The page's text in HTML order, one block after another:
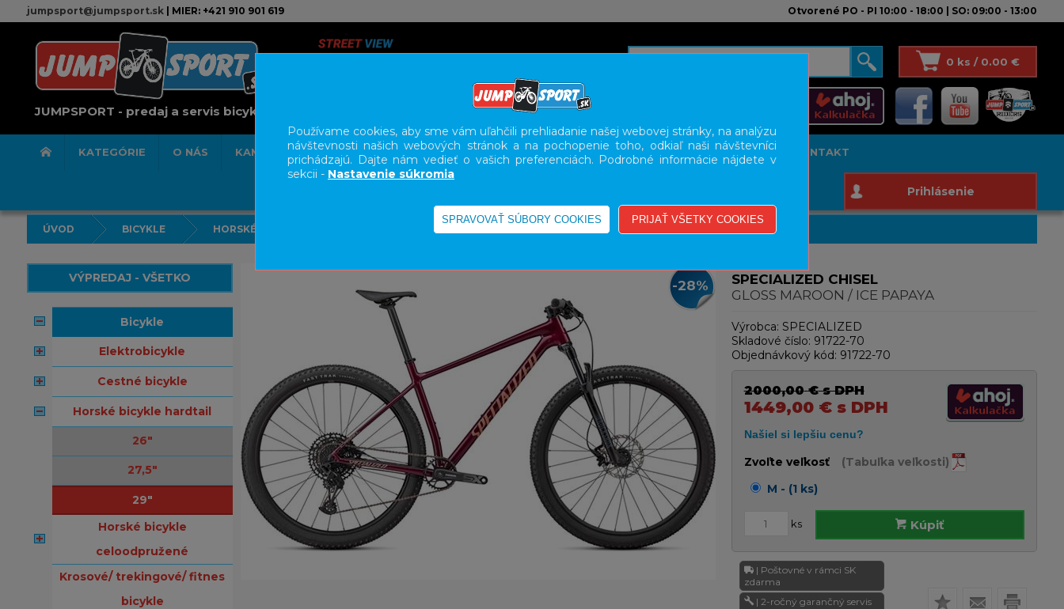
jumpsport@jumpsport.sk| MIER: +421 910 901 619 Otvorené PO - PI 10:00 - 18:00 | SO: 09:00 - 13:00
JUMPSPORT - predaj a servis bicyklov
0 ks / 0.00 €
KATEGÓRIE O NÁS KAMENNÁ PREDAJNA SERVIS SLUŽBY KARIÉRA BODY GEOMETRY FIT STUDIO KONTAKT
Prihlásenie
ÚVOD BICYKLE HORSKÉ BICYKLE HARDTAIL
VÝPREDAJ - VŠETKO
bicykle
elektrobicykle
cestné bicykle
horské bicykle hardtail
26"
27,5"
29"
horské bicykle
celoodpružené
krosové/ trekingové/ fitnes
bicykle
-28%
SPECIALIZED CHISEL
GLOSS MAROON / ICE PAPAYA
Výrobca: SPECIALIZED
Skladové číslo: 91722-70
Objednávkový kód: 91722-70
2000,00 €s DPH
1449,00 €s DPH
Zvoľte veľkosť
(Tabuľka veľkosti)
M - (1 ks)
ks Kúpiť
| Poštovné v rámci SK
zdarma
| 2-ročný garančný servis
Používame cookies, aby sme vám uľahčili prehliadanie našej webovej stránky, na analýzu
návštevnosti našich webových stránok a na pochopenie toho, odkiaľ naši návštevníci
prichádzajú. Dajte nám vedieť o vašich preferenciách. Podrobné informácie nájdete v
sekcii - Nastavenie súkromia